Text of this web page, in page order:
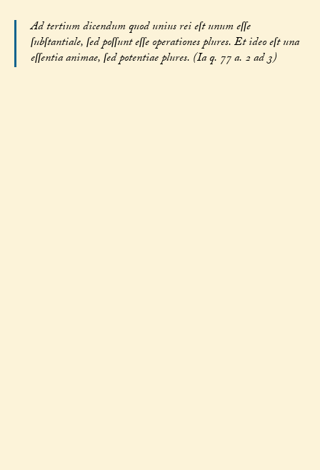
Ad tertium dicendum quod unius rei eſt unum eſſe
ſubſtantiale, ſed poſſunt eſſe operationes plures. Et ideo eſt una
eſſentia animae, ſed potentiae plures. (Ia q. 77 a. 2 ad 3)